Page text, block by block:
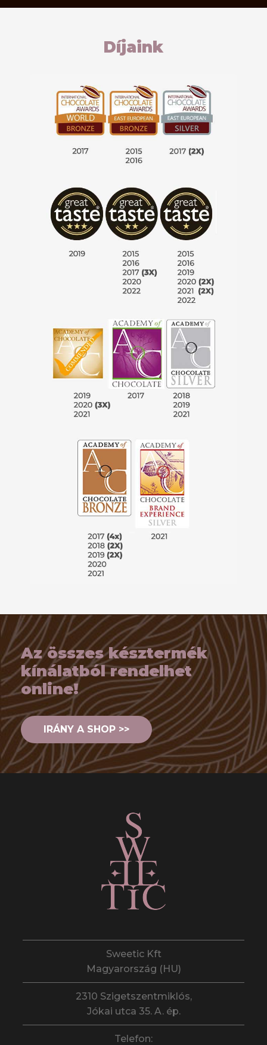
Díjaink
Az összes késztermék
kínálatból rendelhet
online!
IRÁNY A SHOP >>
Sweetic Kft
Magyarország (HU)
2310 Szigetszentmiklós,
Jókai utca 35. A. ép.
Telefon: